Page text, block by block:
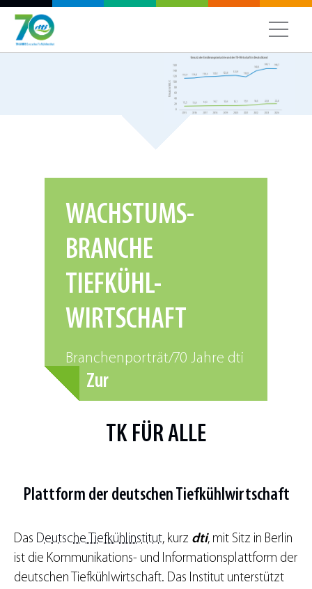
WACHSTUMS-
BRANCHE
TIEFKÜHL-
WIRTSCHAFT
Branchenporträt/70 Jahre dti
Zur
TK FÜR ALLE
Plattform der deutschenTiefkühlwirtschaft
Das Deutsche Tiefkühlinstitut, kurz dti, mit Sitz in Berlin
ist die Kommunikations- und Informationsplattform der
deutschen Tiefkühlwirtschaft. Das Institut unterstützt